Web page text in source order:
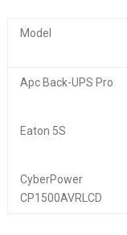
Model
Apc Back-UPS Pro
Eaton 5S
CyberPower
CP1500AVRLCD